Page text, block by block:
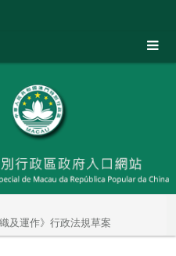
及運作》行政法規草案